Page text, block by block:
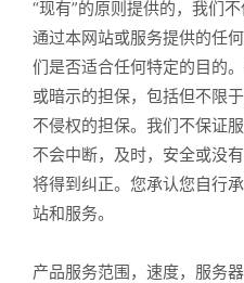
“现有”的原则提供的，我们
通过本网站或服务提供的任
们是否适合任何特定的目的
或暗示的担保，包括但不限
不侵权的担保。我们不保证
不会中断，及时，安全或没
将得到纠正。您承认您自行
站和服务。
产品服务范围，速度，服务